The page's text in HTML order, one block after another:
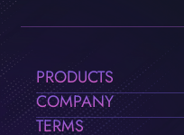
PRODUCTS
COMPANY
TERMS